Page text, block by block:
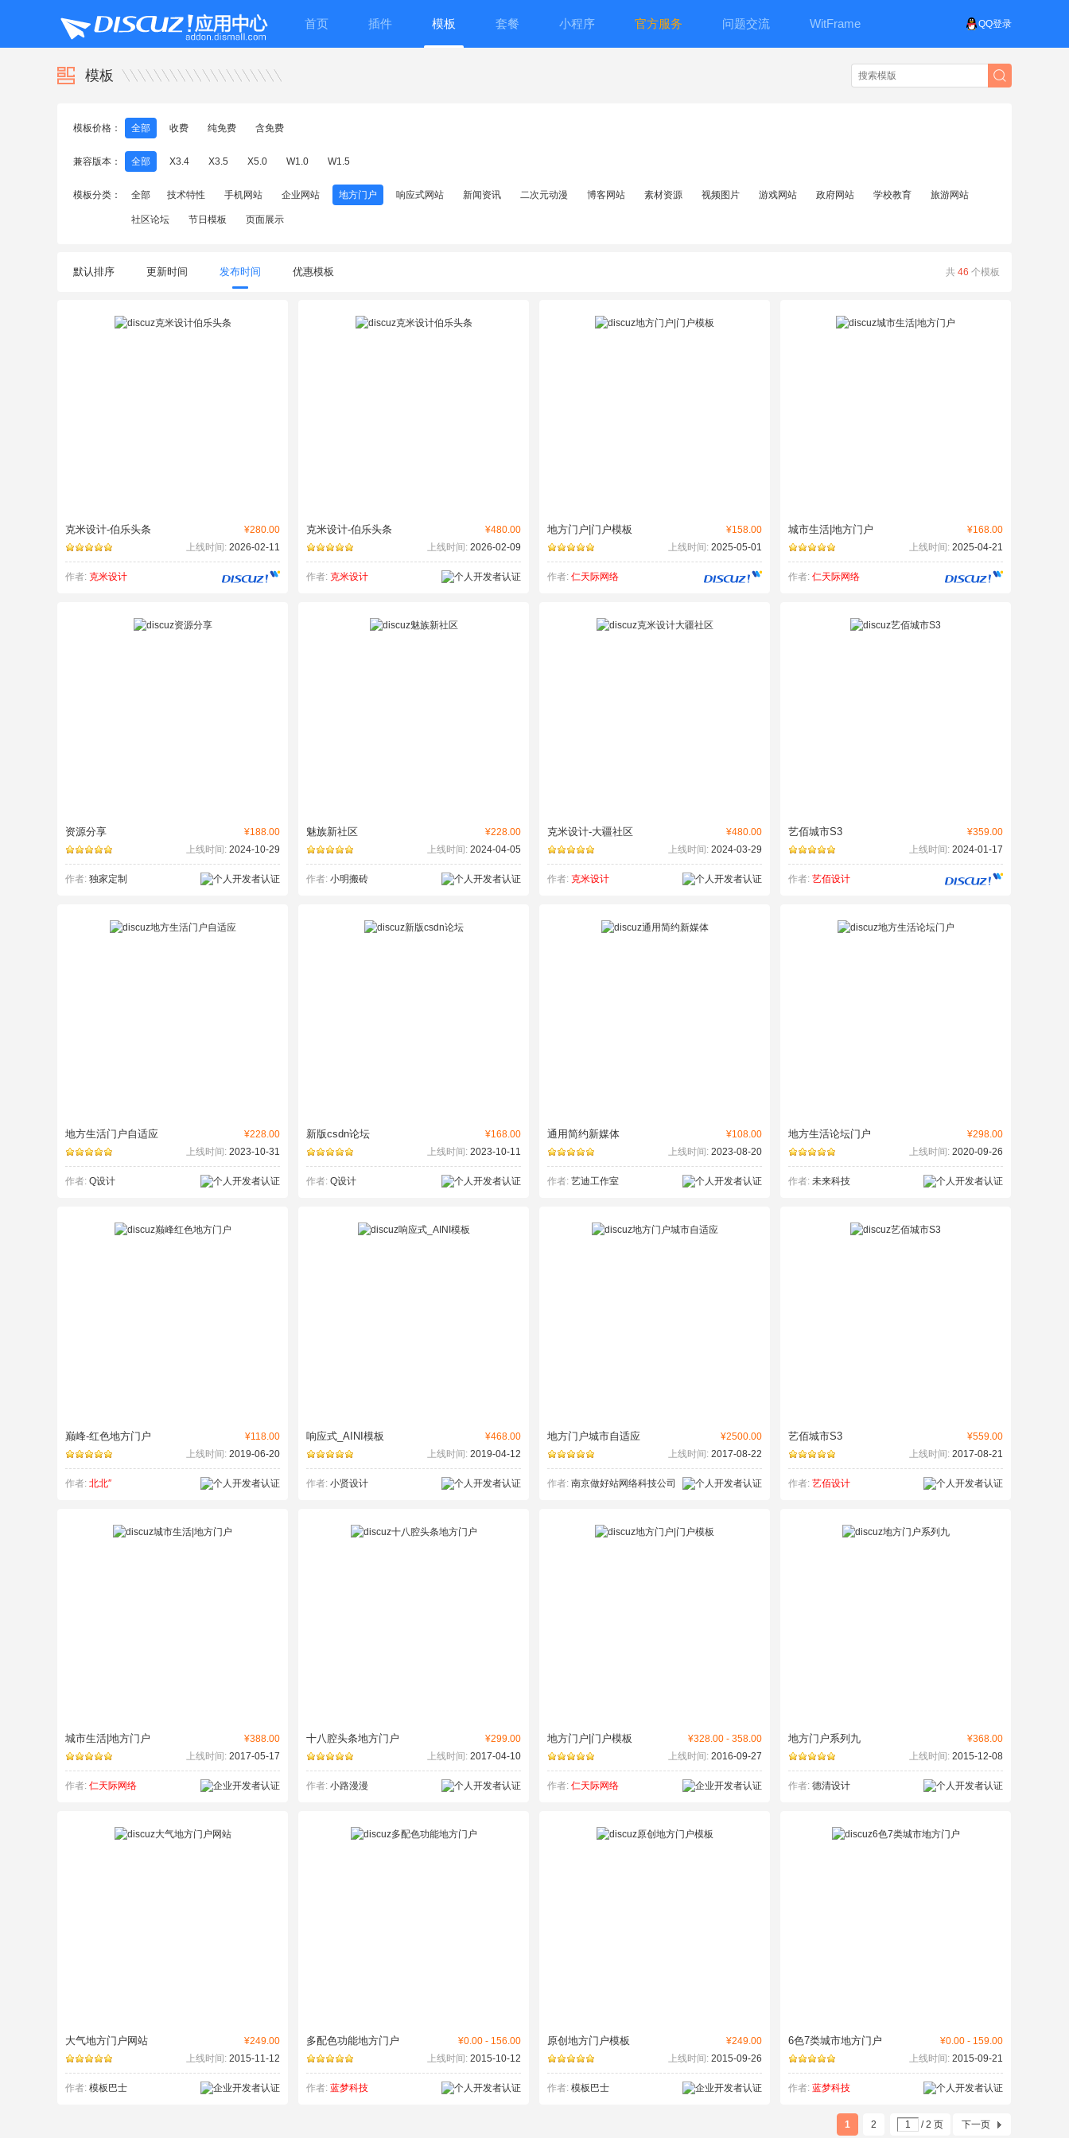
QQ登录
首页 插件 模板 套餐 小程序 官方服务 问题交流 WitFrame
模板
模板价格： 全部 收费 纯免费 含免费
兼容版本： 全部 X3.4 X3.5 X5.0 W1.0 W1.5
模板分类： 全部 技术特性 手机网站 企业网站 地方门户 响应式网站 新闻资讯 二次元动漫 博客网站 素材资源 视频图片 游戏网站 政府网站 学校教育 旅游网站
社区论坛 节日模板 页面展示
共 46 个模板
默认排序 更新时间 发布时间 优惠模板
¥280.00
克米设计-伯乐头条
上线时间: 2026-02-11
作者: 克米设计
¥480.00
克米设计-伯乐头条
上线时间: 2026-02-09
作者: 克米设计
¥158.00
地方门户|门户模板
上线时间: 2025-05-01
作者: 仁天际网络
¥168.00
城市生活|地方门户
上线时间: 2025-04-21
作者: 仁天际网络
¥188.00
资源分享
上线时间: 2024-10-29
作者: 独家定制
¥228.00
魅族新社区
上线时间: 2024-04-05
作者: 小明搬砖
¥480.00
克米设计-大疆社区
上线时间: 2024-03-29
作者: 克米设计
¥359.00
艺佰城市S3
上线时间: 2024-01-17
作者: 艺佰设计
¥228.00
地方生活门户自适应
上线时间: 2023-10-31
作者: Q设计
¥168.00
新版csdn论坛
上线时间: 2023-10-11
作者: Q设计
¥108.00
通用简约新媒体
上线时间: 2023-08-20
作者: 艺迪工作室
¥298.00
地方生活论坛门户
上线时间: 2020-09-26
作者: 未来科技
¥118.00
巅峰-红色地方门户
上线时间: 2019-06-20
作者: 北北″
¥468.00
响应式_AINI模板
上线时间: 2019-04-12
作者: 小贤设计
¥2500.00
地方门户城市自适应
上线时间: 2017-08-22
作者: 南京做好站网络科技公司
¥559.00
艺佰城市S3
上线时间: 2017-08-21
作者: 艺佰设计
¥388.00
城市生活|地方门户
上线时间: 2017-05-17
作者: 仁天际网络
¥299.00
十八腔头条地方门户
上线时间: 2017-04-10
作者: 小路漫漫
¥328.00 - 358.00
地方门户|门户模板
上线时间: 2016-09-27
作者: 仁天际网络
¥368.00
地方门户系列九
上线时间: 2015-12-08
作者: 德清设计
¥249.00
大气地方门户网站
上线时间: 2015-11-12
作者: 模板巴士
¥0.00 - 156.00
多配色功能地方门户
上线时间: 2015-10-12
作者: 蓝梦科技
¥249.00
原创地方门户模板
上线时间: 2015-09-26
作者: 模板巴士
¥0.00 - 159.00
6色7类城市地方门户
上线时间: 2015-09-21
作者: 蓝梦科技
1 2 / 2 页 下一页